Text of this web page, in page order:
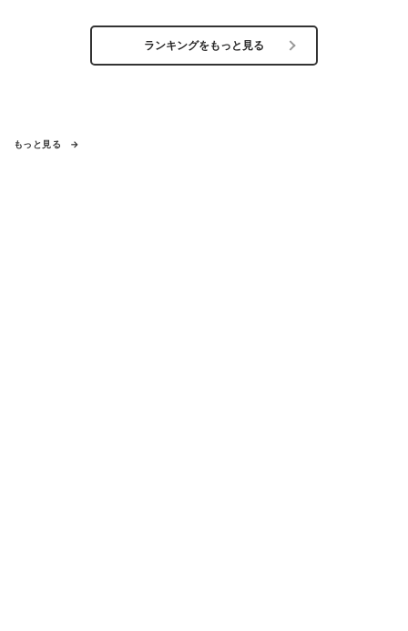
ランキングをもっと見る
もっと見る